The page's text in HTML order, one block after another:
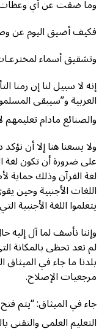
وما ضقت عن أي
فكيف أضيق اليوم عن
وتشقيق أسماء
إنه لا سبيل لنا إن رمنا
العربية و”سيبقى
والصنائع مادام تعليمهم
ولا يسعنا هنا إلا أن
على ضرورة أن تكون لغة
لغة القرآن وذلك حماية
اللغات الأجنبية وحين
يتعلموا اللغة الأجنبية
وإننا نأسف لما آل إليه
لم تعد تحظى بالمكانة
بلدنا ما جاء في الميثاق
مرجعيات الإصلاح.
جاء في الميثاق: “يتم
التعليم العلمي والتقني